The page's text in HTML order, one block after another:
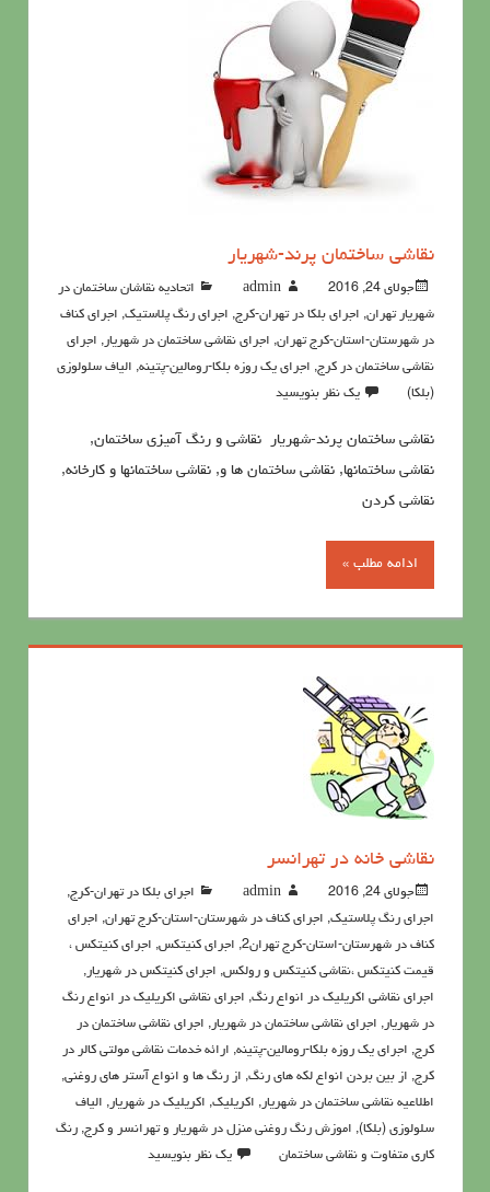
نقاشی ساختمان پرند-شهریار
جولای 24, 2016 admin
اتحادیه نقاشان ساختمان در
شهریار تهران, اجرای بلکا در تهران-کرج, اجرای رنگ پلاستیک, اجرای کناف
در شهرستان-استان-کرج تهران, اجرای نقاشی ساختمان در شهریار , اجرای
نقاشی ساختمان در کرج, اجرای یک روزه بلکا-رومالین-پتینه, الیاف سلولوزی
(بلکا)
یک نظر بنویسید
نقاشی ساختمان پرند-شهریار نقاشی و رنگ آمیزی ساختمان,
نقاشی ساختمانها, نقاشی ساختمان ها و, نقاشی ساختمانها و کارخانه,
نقاشی کردن
ادامه مطلب »
نقاشی خانه در تهرانسر
جولای 24, 2016 admin اجرای بلکا در تهران-کرج,
اجرای رنگ پلاستیک, اجرای کناف در شهرستان-استان-کرج تهران, اجرای
کناف در شهرستان-استان-کرج تهران2 , اجرای کنیتکس, اجرای کنیتکس ،
قیمت کنیتکس ،نقاشي كنيتكس و رولكس, اجرای کنیتکس در شهریار,
اجرای نقاشی اکریلیک در انواع رنگ, اجرای نقاشی اکریلیک در انواع رنگ
در شهریار, اجرای نقاشی ساختمان در شهریار, اجرای نقاشی ساختمان در
کرج, اجرای یک روزه بلکا-رومالین-پتینه, ارائه خدمات نقاشی مولتی کالر در
کرج, از بین بردن انواع لکه های رنگ, از رنگ ها و انواع آستر های روغنی,
اطلاعيه نقاشی ساختمان در شهریار, اکريليک, اکريليک در شهریار, الیاف
سلولوزی (بلکا), اموزش رنگ روغنی منزل در شهریار و تهرانسر و کرج, رنگ
كاري متفاوت و نقاشی ساختمان
یک نظر بنویسید